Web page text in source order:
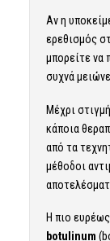
Αν η
ερεθισμός
μπορείτε να
συχνά
Μέχρι
κάποια
από τα
μέθοδοι
Η πιο
botulinum